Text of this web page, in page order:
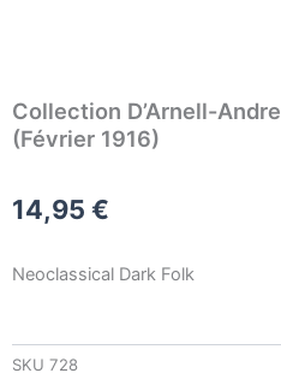
Collection D’Arnell-
(Février 1916)
14,95 €
Neoclassical Dark Folk
SKU 728